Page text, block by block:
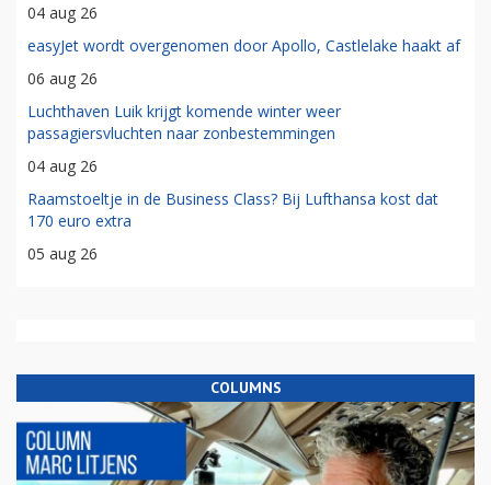
04 aug 26
easyJet wordt overgenomen door Apollo, Castlelake haakt af
06 aug 26
Luchthaven Luik krijgt komende winter weer
passagiersvluchten naar zonbestemmingen
04 aug 26
Raamstoeltje in de Business Class? Bij Lufthansa kost dat
170 euro extra
05 aug 26
COLUMNS